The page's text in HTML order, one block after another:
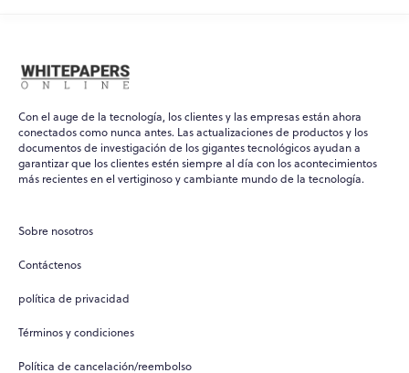
Con el auge de la tecnología, los clientes y las empresas están ahora
conectados como nunca antes. Las actualizaciones de productos y los
documentos de investigación de los gigantes tecnológicos ayudan a
garantizar que los clientes estén siempre al día con los acontecimientos
más recientes en el vertiginoso y cambiante mundo de la tecnología.
Sobre nosotros
Contáctenos
política de privacidad
Términos y condiciones
Política de cancelación/reembolso